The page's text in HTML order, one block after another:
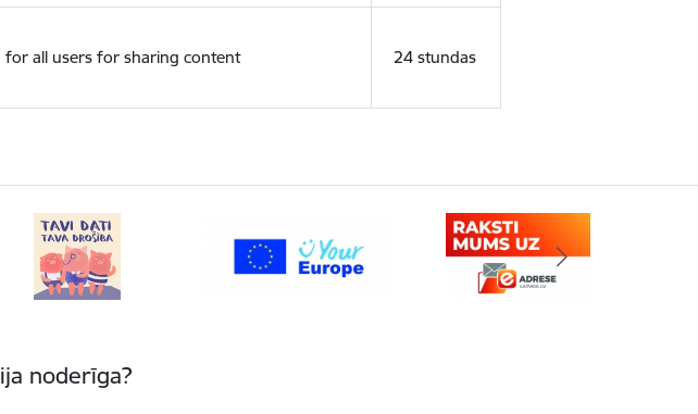
for all users for sharing content 24 stundas
noderīga?